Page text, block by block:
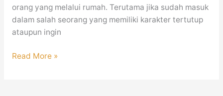
orang yang melalui rumah. Terutama jika sudah masuk
dalam salah seorang yang memiliki karakter tertutup
ataupun ingin
Read More »